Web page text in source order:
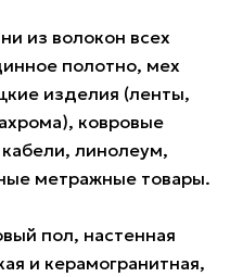
из волокон всех
полотно, мех
изделия (ленты,
ковровые
линолеум,
метражные товары.
пол, настенная
и керамогранитная,